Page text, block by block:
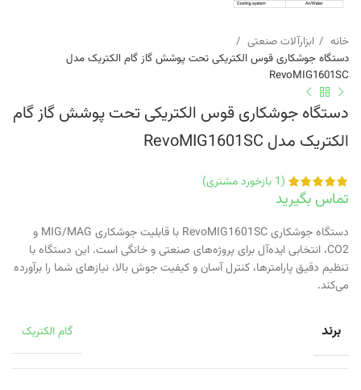
خانه
ابزارآلات صنعتی
دستگاه جوشکاری قوس الکتریکی تحت پوشش گاز گام الکتریک مدل
RevoMIG1601SC
دستگاه جوشکاری قوس الکتریکی تحت پوشش گاز گام
الکتریک مدل RevoMIG1601SC
(
1 بازخورد مشتری)
تماس بگیرید
دستگاه جوشکاری RevoMIG1601SC با قابلیت جوشکاری MIG/MAG و
CO2، انتخابی ایده‌آل برای پروژه‌های صنعتی و خانگی است. این دستگاه با
تنظیم دقیق پارامترها، کنترل آسان و کیفیت جوش بالا، نیازهای شما را برآورده
می‌کند.
برند گام الکتریک